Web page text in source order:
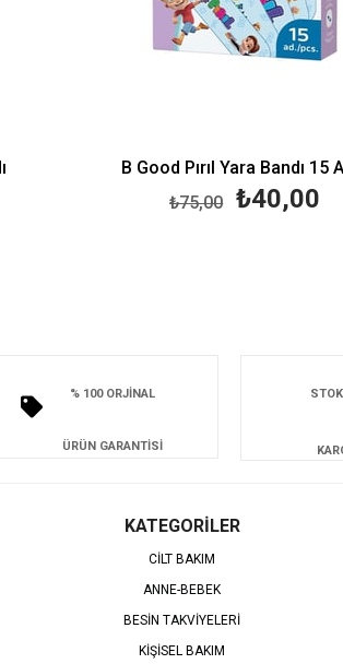
B Good Pırıl Yara Bandı 15 Adet
₺40,00
₺75,00
% 100 ORJİNAL
ÜRÜN GARANTİSİ
KATEGORİLER
CİLT BAKIM
ANNE-BEBEK
BESİN TAKVİYELERİ
KİŞİSEL BAKIM